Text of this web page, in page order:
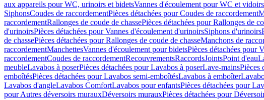
aux appareils pour WC, urinoirs et bidetsVannes d'écoulement pour WC et
SiphonsCoudes de raccordementPièces détachées pour Coudes de raccordement
raccordementRallonges de coude de chassePièces détachées pour Rallonges de
d'urinoirsPièces détachées pour Vannes d'écoulement d'urinoirsSiphons d'urinoirs
de chassePièces détachées pour Rallonges de coude de chasseManchons de
raccordementManchettesVannes d'écoulement pour bidetsPièces détachées pour
raccordementCoudes de raccordementRecouvrementsRaccordsJointsPoint d'eau
meubleLavabos à poserPièces détachées pour Lavabos à poserLave-mainsPièces
emboîtésPièces détachées pour Lavabos semi-emboîtésLavabos à emboîter
Lavabos d'angleLavabos ComfortLavabos pour enfantsPièces détachées pour
pour Autres déversoirs murauxDéversoirs murauxPièces détachées pour